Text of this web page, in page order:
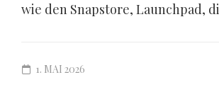
wie den Snapstore, Launchpad,
1. MAI 2026